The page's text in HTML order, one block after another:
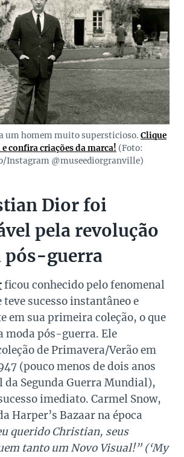
um homem muito supersticioso. Clique
confira criações da marca! (Foto:
Instagram @museediorgranville)
Dior foi
pela revolução
pós-guerra
ficou conhecido pelo fenomenal
teve sucesso instantâneo e
em sua primeira coleção, o que
moda pós-guerra. Ele
de Primavera/Verão em
(pouco menos de dois anos
da Segunda Guerra Mundial),
imediato. Carmel Snow,
Harper’s Bazaar na época
querido Christian, seus
tanto um Novo Visual!” (‘My